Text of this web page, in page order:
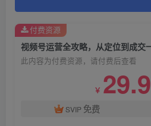
此内容为付费资源，请付费后查看
￥ 29.9
SVIP 免费
付费资源